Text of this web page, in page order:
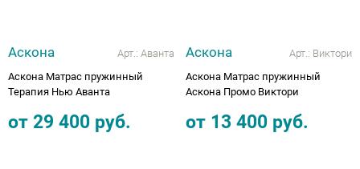
Аскона Арт.: Аванта
Аскона Матрас пружинный
Терапия Нью Аванта
от 29 400 руб.
Аскона Арт.: Виктори
Аскона Матрас пружинный
Аскона Промо Виктори
от 13 400 руб.